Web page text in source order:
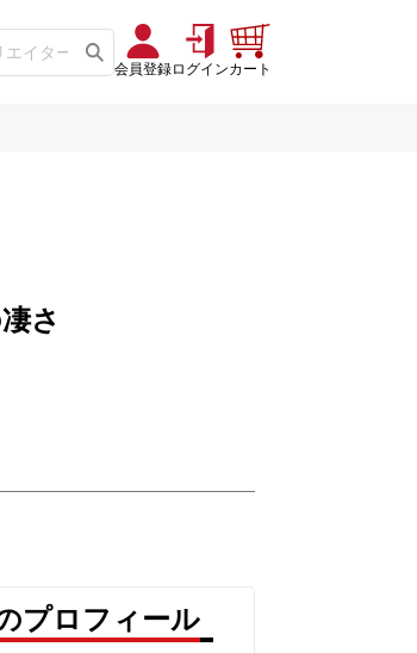
会員登録ログインカート
さ
プロフィール